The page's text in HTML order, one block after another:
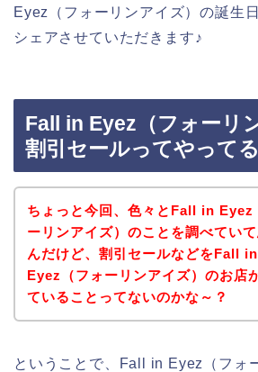
Eyez（フォーリンアイズ）の誕生
シェアさせていただきます♪
Fall in Eyez（フォーリ
割引セールってやって
ちょっと今回、色々とFall in Eyez
ーリンアイズ）のことを調べてい
んだけど、割引セールなどをFall in
Eyez（フォーリンアイズ）のお店
ていることってないのかな～？
ということで、Fall in Eyez（フォ